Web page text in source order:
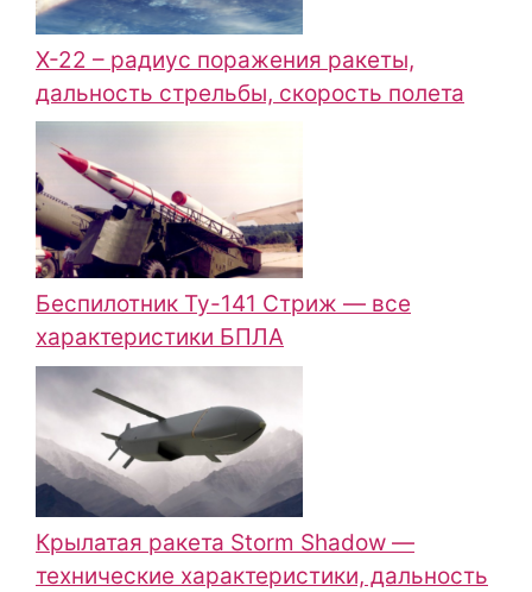
Х-22 – радиус поражения ракеты,
дальность стрельбы, скорость полета
Беспилотник Ту-141 Стриж — все
характеристики БПЛА
Крылатая ракета Storm Shadow —
технические характеристики, дальность